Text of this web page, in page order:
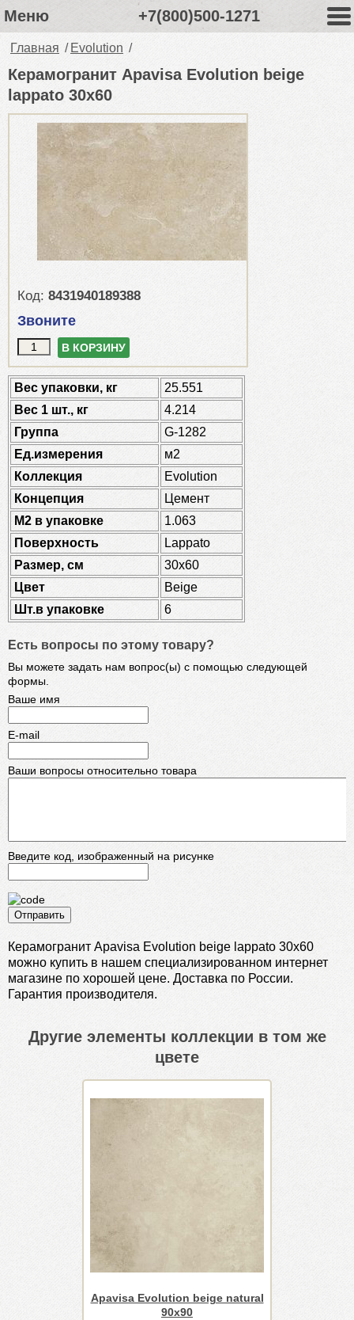
Меню +7(800)500-1271
Главная / Evolution /
Керамогранит Apavisa Evolution beige
lappato 30x60
Код: 8431940189388
Звоните
В КОРЗИНУ
Веc упаковки, кг
25.551
Вес 1 шт., кг
4.214
Группа
G-1282
Ед.измерения
м2
Коллекция
Evolution
Концепция
Цемент
М2 в упаковке
1.063
Поверхность
Lappato
Размер, см
30x60
Цвет
Beige
Шт.в упаковке
6
Есть вопросы по этому товару?
Вы можете задать нам вопрос(ы) с помощью следующей
формы.
Ваше имя
E-mail
Ваши вопросы относительно товара
Введите код, изображенный на рисунке
Отправить
Керамогранит Apavisa Evolution beige lappato 30x60
можно купить в нашем специализированном интернет
магазине по хорошей цене. Доставка по России.
Гарантия производителя.
Другие элементы коллекции в том же
цвете
Apavisa Evolution beige natural
90x90